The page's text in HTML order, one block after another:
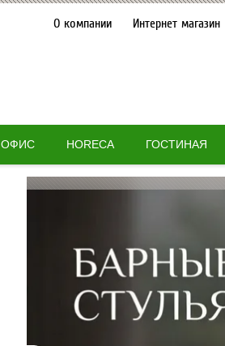
О компании Интернет магазин
ОФИС HORECA ГОСТИНАЯ